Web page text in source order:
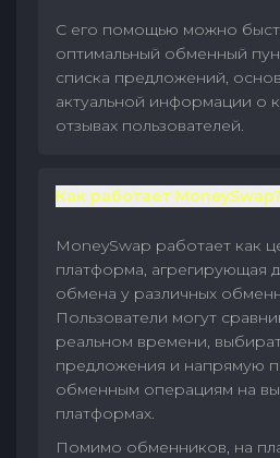
С его помощью можно
оптимальный обменный
списка предложений,
актуальной информации о
отзывах пользователей.
Как работает MoneySwap?
MoneySwap работает как
платформа, агрегирующая
обмена у различных
Пользователи могут
реальном времени,
предложения и напрямую
обменным операциям на
платформах.
Помимо обменников, на